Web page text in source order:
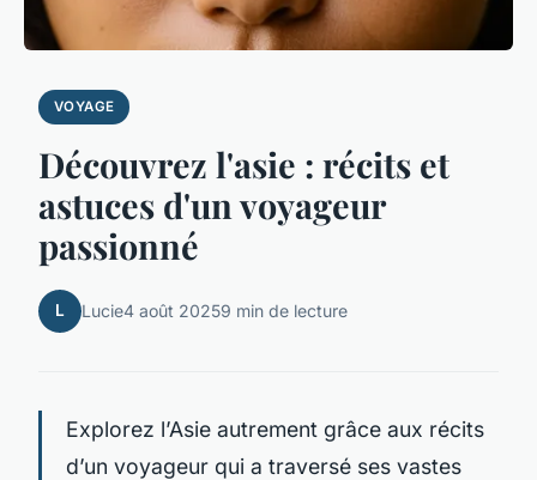
VOYAGE
Découvrez l'asie : récits et
astuces d'un voyageur
passionné
L Lucie4 août 20259 min de lecture
Explorez l’Asie autrement grâce aux récits
d’un voyageur qui a traversé ses vastes